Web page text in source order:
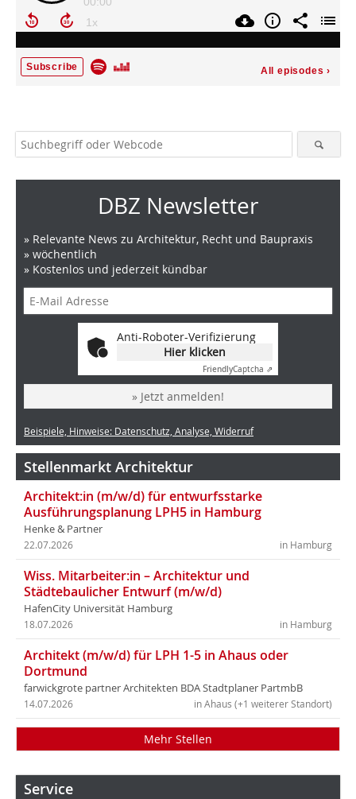
DBZ Newsletter
» Relevante News zu Architektur, Recht und Baupraxis
» wöchentlich
» Kostenlos und jederzeit kündbar
Anti-Roboter-Verifizierung
Hier klicken
FriendlyCaptcha ⇗
» Jetzt anmelden!
Beispiele, Hinweise: Datenschutz, Analyse, Widerruf
Stellenmarkt Architektur
Architekt:in (m/w/d) für entwurfsstarke
Ausführungsplanung LPH5 in Hamburg
Henke & Partner
in Hamburg
22.07.2026
Wiss. Mitarbeiter:in – Architektur und
Städtebaulicher Entwurf (m/w/d)
HafenCity Universität Hamburg
in Hamburg
18.07.2026
Architekt (m/w/d) für LPH 1-5 in Ahaus oder
Dortmund
farwickgrote partner Architekten BDA Stadtplaner PartmbB
in Ahaus (+1 weiterer Standort)
14.07.2026
Mehr Stellen
Service